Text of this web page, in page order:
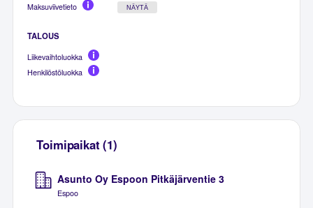
Maksuviivetieto
NÄYTÄ
TALOUS
Liikevaihtoluokka
Henkilöstöluokka
Toimipaikat (1)
Asunto Oy Espoon Pitkäjärventie 3
Espoo